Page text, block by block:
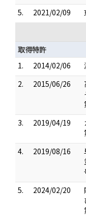
5.
2021/02/09
取得特許
1.
2014/02/06
2.
2015/06/26
3.
2019/04/19
4.
2019/08/16
5.
2024/02/20